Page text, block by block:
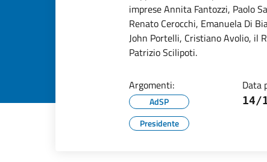
imprese Annita Fantozzi, Paolo
Renato Cerocchi, Emanuela Di
John Portelli, Cristiano Avolio, il
Patrizio Scilipoti.
Argomenti:
AdSP
Presidente
Data
14/